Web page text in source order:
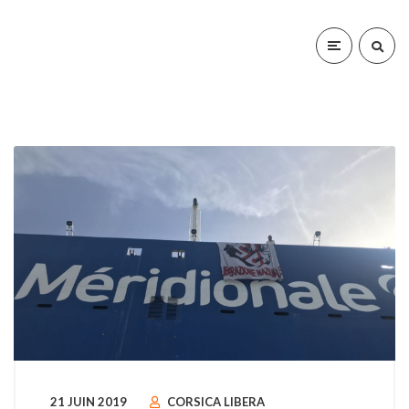
21 JUIN 2019 CORSICA LIBERA